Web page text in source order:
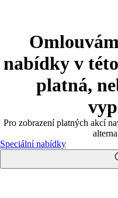
nabídky v
platná,
Pro zobrazení platných akcí
Speciální nabídky